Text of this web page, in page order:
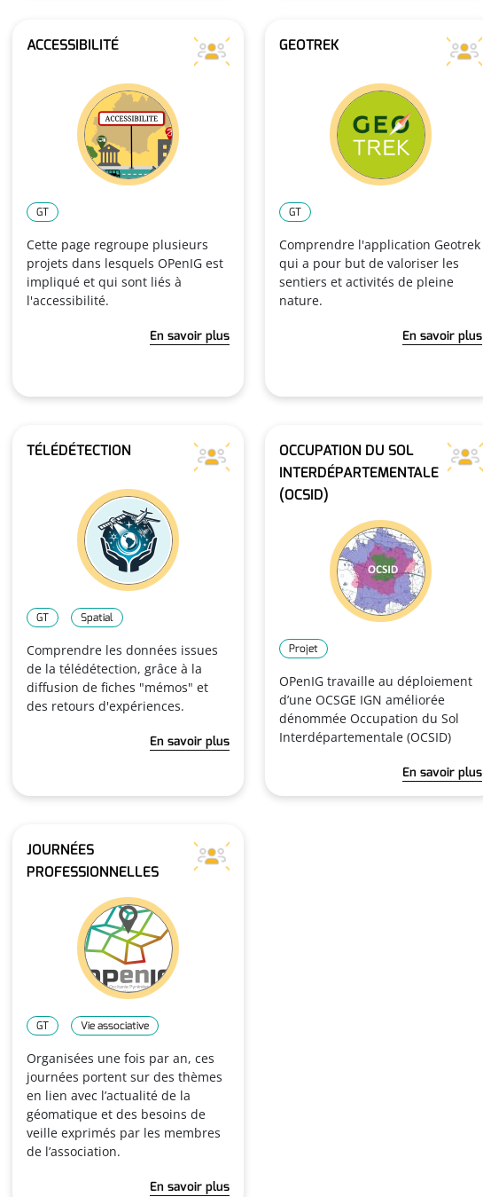
ACCESSIBILITÉ
GT
Cette page regroupe plusieurs
projets dans lesquels OPenIG est
impliqué et qui sont liés à
l'accessibilité.
En savoir plus
GEOTREK
GT
Comprendre l'application Geotrek
qui a pour but de valoriser les
sentiers et activités de pleine
nature.
En savoir plus
TÉLÉDÉTECTION
GT Spatial
Comprendre les données issues
de la télédétection, grâce à la
diffusion de fiches "mémos" et
des retours d'expériences.
En savoir plus
OCCUPATION DU SOL
INTERDÉPARTEMENTALE
(OCSID)
Projet
OPenIG travaille au déploiement
d’une OCSGE IGN améliorée
dénommée Occupation du Sol
Interdépartementale (OCSID)
En savoir plus
JOURNÉES
PROFESSIONNELLES
GT Vie associative
Organisées une fois par an, ces
journées portent sur des thèmes
en lien avec l’actualité de la
géomatique et des besoins de
veille exprimés par les membres
de l’association.
En savoir plus